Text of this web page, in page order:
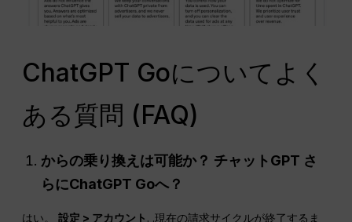
ChatGPT Goについてよく
ある質問 (FAQ)
からの乗り換えは可能か？ チャットGPT さ
らにChatGPT Goへ？
はい。設定 > アカウント . .現在の請求サイクルが終了するま